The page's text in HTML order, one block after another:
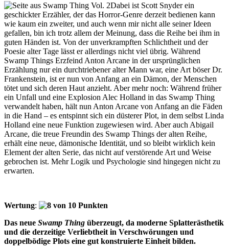
Dabei ist Scott Snyder ein
geschickter Erzähler, der das Horror-Genre derzeit bedienen kann
wie kaum ein zweiter, und auch wenn mir nicht alle seiner Ideen
gefallen, bin ich trotz allem der Meinung, dass die Reihe bei ihm in
guten Händen ist. Von der unverkrampften Schlichtheit und der
Poesie alter Tage lässt er allerdings nicht viel übrig. Während
Swamp Things Erzfeind Anton Arcane in der ursprünglichen
Erzählung nur ein durchtriebener alter Mann war, eine Art böser Dr.
Frankenstein, ist er nun von Anfang an ein Dämon, der Menschen
tötet und sich deren Haut anzieht. Aber mehr noch: Während früher
ein Unfall und eine Explosion Alec Holland in das Swamp Thing
verwandelt haben, hält nun Anton Arcane von Anfang an die Fäden
in die Hand – es entspinnt sich ein düsterer Plot, in dem selbst Linda
Holland eine neue Funktion zugewiesen wird. Aber auch Abigail
Arcane, die treue Freundin des Swamp Things der alten Reihe,
erhält eine neue, dämonische Identität, und so bleibt wirklich kein
Element der alten Serie, das nicht auf verstörende Art und Weise
gebrochen ist. Mehr Logik und Psychologie sind hingegen nicht zu
erwarten.
Wertung:
Das neue Swamp Thing überzeugt, da moderne Splatterästhetik
und die derzeitige Verliebtheit in Verschwörungen und
doppelbödige Plots eine gut konstruierte Einheit bilden.